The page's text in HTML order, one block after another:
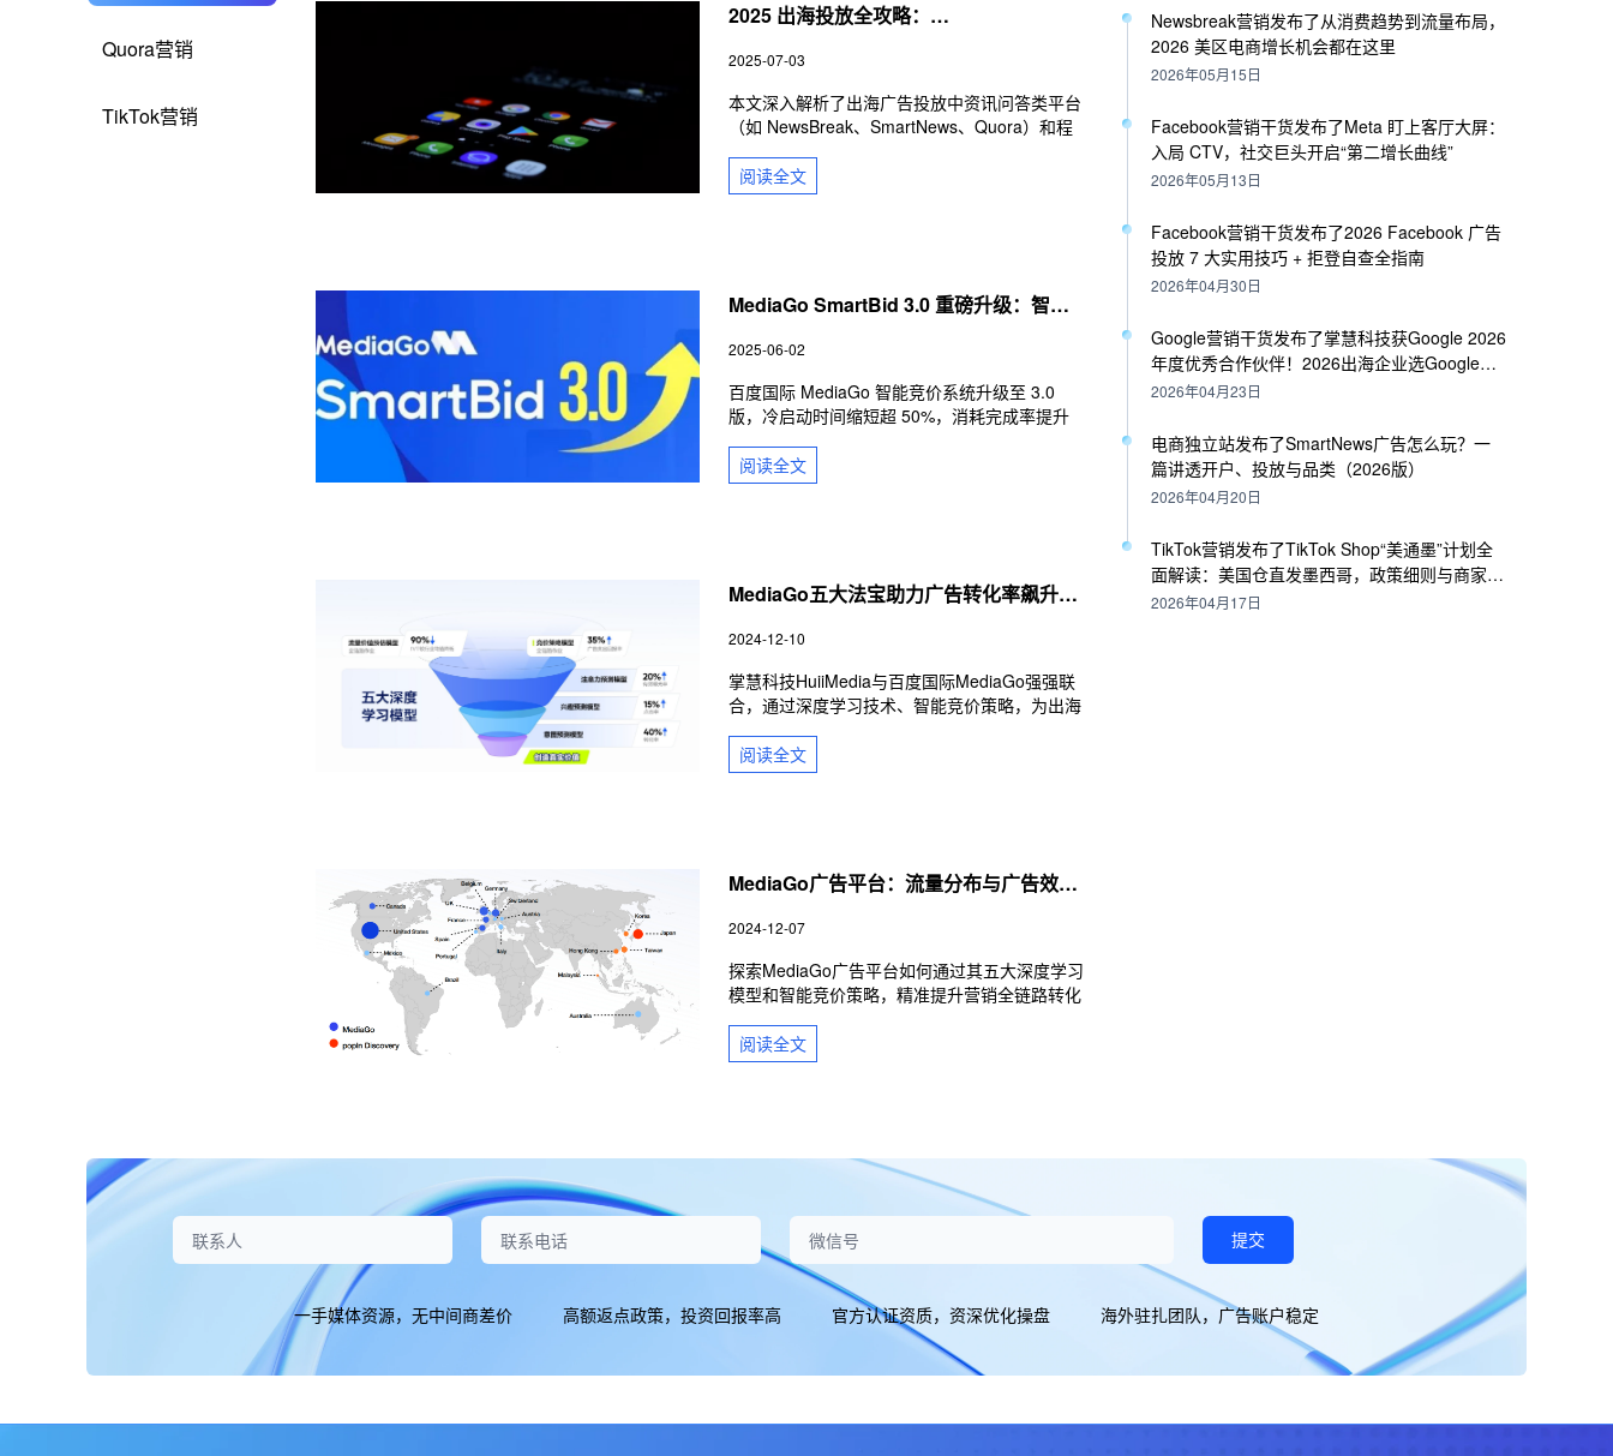
Quora营销
TikTok营销
2025 出海投放全攻略：
MediaGo/MiQ/RTB House等广告平台深
度解析
2025-07-03
本文深入解析了出海广告投放中资讯问答类平台
（如 NewsBreak、SmartNews、Quora）和程
House、Smadex）的特点与优势。通过详细分
析各平台的用户画像、适投品类、广告版位、竞
阅读全文
MediaGo SmartBid 3.0 重磅升级：智能
2025-06-02
百度国际 MediaGo 智能竞价系统升级至 3.0
版，冷启动时间缩短超 50%，消耗完成率提升
电商、游戏出海等场景。掌慧科技作为官方代
理，提供本土化流量匹配与策略服务，助企业提
阅读全文
MediaGo五大法宝助力广告转化率飙升：
2024-12-10
掌慧科技HuiiMedia与百度国际MediaGo强强联
合，通过深度学习技术、智能竞价策略，为出海
MediaGo的五大深度学习模型，如何精准作用于
营销全链路，提升转化率，以及SmartBid智能竞
阅读全文
MediaGo广告平台：流量分布与广告效果
2024-12-07
探索MediaGo广告平台如何通过其五大深度学习
模型和智能竞价策略，精准提升营销全链路转化
何利用这些优势优化广告效果，为出海企业提供
专业的营销干货。
阅读全文
Newsbreak营销发布了从消费趋势到流量布局，
2026 美区电商增长机会都在这里
2026年05月15日
Facebook营销干货发布了Meta 盯上客厅大屏：
入局 CTV，社交巨头开启“第二增长曲线”
2026年05月13日
Facebook营销干货发布了2026 Facebook 广告
投放 7 大实用技巧 + 拒登自查全指南
2026年04月30日
Google营销干货发布了掌慧科技获Google 2026
年度优秀合作伙伴！2026出海企业选Google代
理必读指南
2026年04月23日
电商独立站发布了SmartNews广告怎么玩？一
篇讲透开户、投放与品类（2026版）
2026年04月20日
TikTok营销发布了TikTok Shop“美通墨”计划全
面解读：美国仓直发墨西哥，政策细则与商家策
略
2026年04月17日
提交
一手媒体资源，无中间商差价 高额返点政策，投资回报率高 官方认证资质，资深优化操盘 海外驻扎团队，广告账户稳定